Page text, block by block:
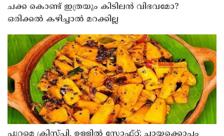
ചക്ക കൊണ്ട് ഇത്രയും കിടിലൻ വിഭവമോ?
ഒരിക്കൽ കഴിച്ചാൽ മറക്കില്ല
പുറമെ ക്രിസ്പി, ഉള്ളിൽ സോഫ്റ്റ്; ചായക്കൊപ്പം